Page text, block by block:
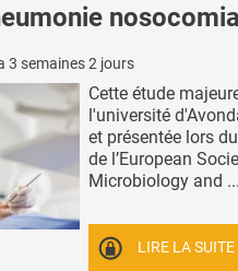
3 semaines 2 jours
Cette étude
l'université
et présentée lors
de l’European
Microbiology and ...
LIRE LA SUITE